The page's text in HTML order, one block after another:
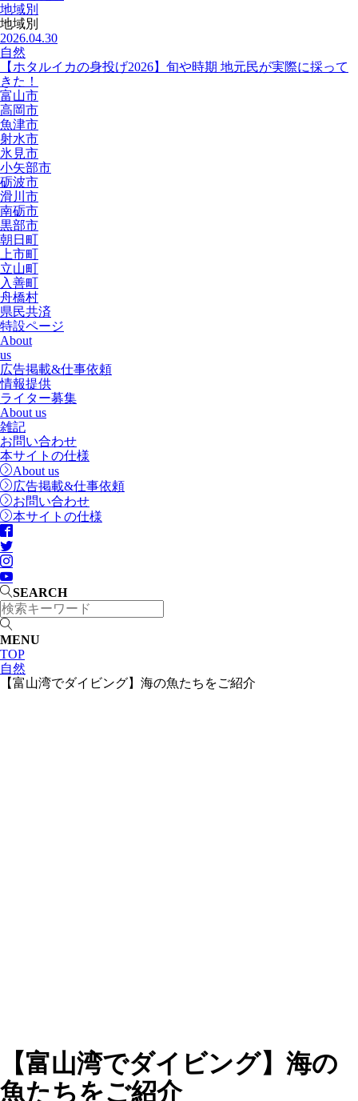
地域別
地域別
2026.04.30
自然
【ホタルイカの身投げ2026】旬や時期 地元民が実際に採って
きた！
富山市
高岡市
魚津市
射水市
氷見市
小矢部市
砺波市
滑川市
南砺市
黒部市
朝日町
上市町
立山町
入善町
舟橋村
県民共済
特設ページ
About
us
広告掲載&仕事依頼
情報提供
ライター募集
About us
雑記
お問い合わせ
本サイトの仕様
About us
広告掲載&仕事依頼
お問い合わせ
本サイトの仕様
SEARCH
MENU
TOP
自然
【富山湾でダイビング】海の魚たちをご紹介
【富山湾でダイビング】海の
魚たちをご紹介